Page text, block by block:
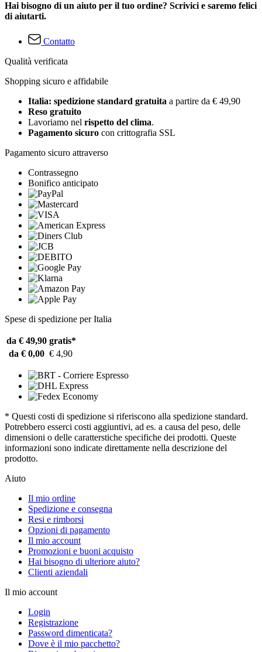
Hai bisogno di un aiuto per il tuo ordine? Scrivici e saremo felici
di aiutarti.
Contatto
Qualità verificata
Shopping sicuro e affidabile
Italia: spedizione standard gratuita a partire da € 49,90
Reso gratuito
Lavoriamo nel rispetto del clima.
Pagamento sicuro con crittografia SSL
Pagamento sicuro attraverso
Contrassegno
Bonifico anticipato
Spese di spedizione per Italia
da € 49,90 gratis*
da € 0,00 € 4,90
* Questi costi di spedizione si riferiscono alla spedizione standard.
Potrebbero esserci costi aggiuntivi, ad es. a causa del peso, delle
dimensioni o delle caratterstiche specifiche dei prodotti. Queste
informazioni sono indicate direttamente nella descrizione del
prodotto.
Aiuto
Il mio ordine
Spedizione e consegna
Resi e rimborsi
Opzioni di pagamento
Il mio account
Promozioni e buoni acquisto
Hai bisogno di ulteriore aiuto?
Clienti aziendali
Il mio account
Login
Registrazione
Password dimenticata?
Dove è il mio pacchetto?